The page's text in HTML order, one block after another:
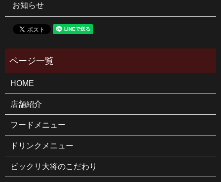
お知らせ
HOME
店舗紹介
フードメニュー
ドリンクメニュー
ビックリ大将のこだわり